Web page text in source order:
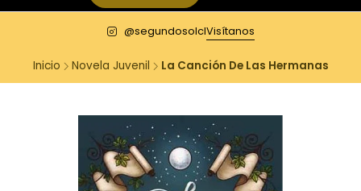
@segundosolclVisítanos
Inicio Novela Juvenil La Canción De Las Hermanas